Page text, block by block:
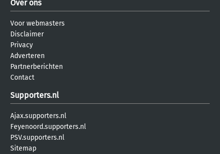
Over ons
Voor webmasters
Disclaimer
Privacy
Adverteren
Partnerberichten
Contact
Supporters.nl
Ajax.supporters.nl
Feyenoord.supporters.nl
PSV.supporters.nl
Sitemap